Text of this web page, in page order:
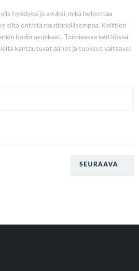
hyödyksi ja avuksi, mikä helpottaa
siitä entistä nautinnollisempaa. Keittiön
kodin asukkaat. Toimivassa keittiössä
kantautuvat äänet ja tuoksut valtaavat